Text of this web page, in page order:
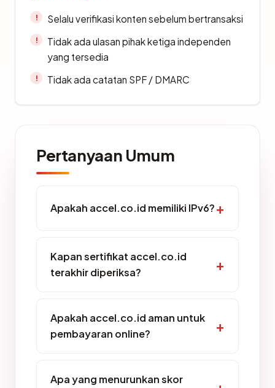
Selalu verifikasi konten sebelum bertransaksi
Tidak ada ulasan pihak ketiga independen
yang tersedia
Tidak ada catatan SPF / DMARC
Pertanyaan Umum
Apakah accel.co.id memiliki IPv6?
Kapan sertifikat accel.co.id
terakhir diperiksa?
Apakah accel.co.id aman untuk
pembayaran online?
Apa yang menurunkan skor